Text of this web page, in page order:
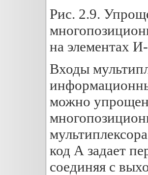
Рис. 2.9.
на элементах
Входы
можно
код А задает
соединяя с